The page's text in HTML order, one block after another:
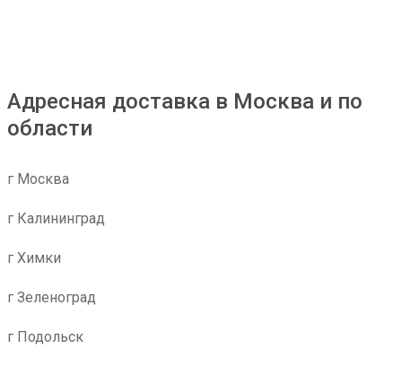
Адресная доставка в Москва и по
области
г Москва
г Калининград
г Химки
г Зеленоград
г Подольск